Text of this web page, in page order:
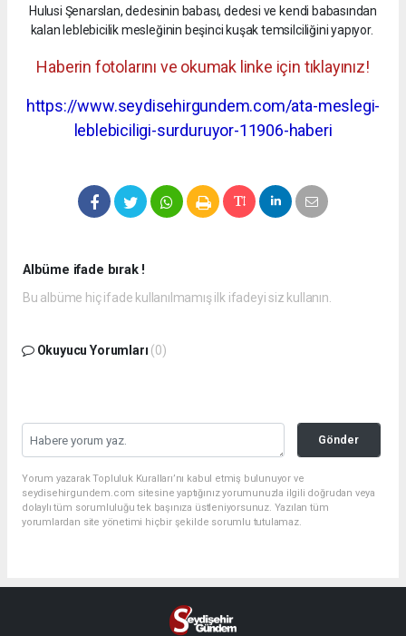
Hulusi Şenarslan, dedesinin babası, dedesi ve kendi babasından
kalan leblebicilik mesleğinin beşinci kuşak temsilciliğini yapıyor.
Haberin fotolarını ve okumak linke için tıklayınız!
https://www.seydisehirgundem.com/ata-meslegi-
leblebiciligi-surduruyor-11906-haberi
Albüme ifade bırak !
Bu albüme hiç ifade kullanılmamış ilk ifadeyi siz kullanın.
Okuyucu Yorumları (0)
Gönder
Yorum yazarak Topluluk Kuralları’nı kabul etmiş bulunuyor ve
seydisehirgundem.com sitesine yaptığınız yorumunuzla ilgili doğrudan veya
dolaylı tüm sorumluluğu tek başınıza üstleniyorsunuz. Yazılan tüm
yorumlardan site yönetimi hiçbir şekilde sorumlu tutulamaz.